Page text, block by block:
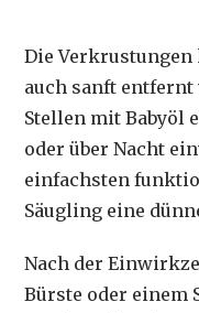
Die
auch sanft entfernt
Stellen mit Babyöl
oder über Nacht
einfachsten
Säugling eine
Nach der
Bürste oder einem